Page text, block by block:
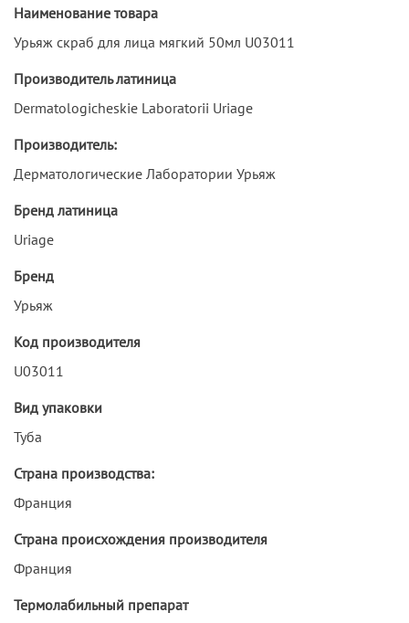
Наименование товара
Урьяж скраб для лица мягкий 50мл U03011
Производитель латиница
Dermatologicheskie Laboratorii Uriage
Производитель:
Дерматологические Лаборатории Урьяж
Бренд латиница
Uriage
Бренд
Урьяж
Код производителя
U03011
Вид упаковки
Туба
Страна производства:
Франция
Страна происхождения производителя
Франция
Термолабильный препарат